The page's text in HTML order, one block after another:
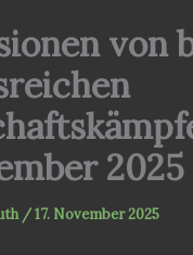
von
2025
/17. November 2025